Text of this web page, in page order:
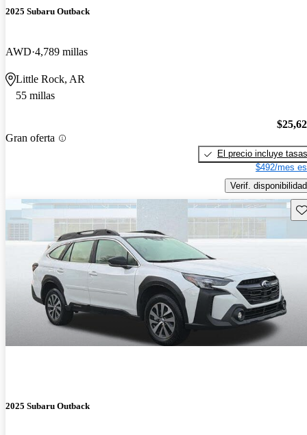
2025 Subaru Outback
AWD 4,789 millas
Little Rock, AR
55 millas
Gran oferta
El precio incluye tasas
$492/mes
Verif. disponibilidad
2025 Subaru Outback